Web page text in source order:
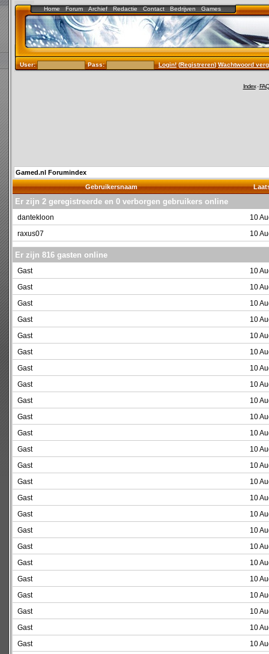
Home Forum Archief Redactie Contact Bedrijven Games
User: Pass: Login!(Registreren)Wachtwoord
Index-FAQ
Gamed.nl Forumindex
Gebruikersnaam
Er zijn 2 geregistreerde en 0 verborgen gebruikers online
dantekloon
10
raxus07
10
Er zijn 816 gasten online
Gast
10
Gast
10
Gast
10
Gast
10
Gast
10
Gast
10
Gast
10
Gast
10
Gast
10
Gast
10
Gast
10
Gast
10
Gast
10
Gast
10
Gast
10
Gast
10
Gast
10
Gast
10
Gast
10
Gast
10
Gast
10
Gast
10
Gast
10
Gast
10